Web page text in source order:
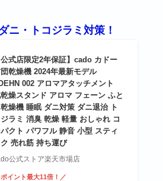
ニ・トコジラミ対策！
公式店限定2年保証】cado カドー
乾燥機 2024年最新モデル
002 アロマアタッチメント
燥スタンド アロマ フェーン ふと
燥機 睡眠 ダニ対策 ダニ退治 ト
ジラミ 消臭 乾燥 軽量 おしゃれ コ
クト パワフル 静音 小型 スティ
ク 売れ筋 持ち運び
公式ストア楽天市場店
ポイント最大11倍！／